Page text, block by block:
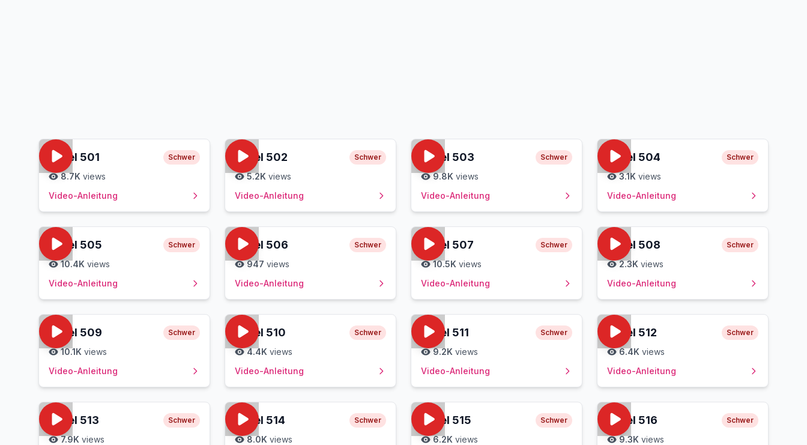
Level 501 Schwer
8.7K views
Video-Anleitung
Level 502 Schwer
5.2K views
Video-Anleitung
Level 503 Schwer
9.8K views
Video-Anleitung
Level 504 Schwer
3.1K views
Video-Anleitung
Level 505 Schwer
10.4K views
Video-Anleitung
Level 506 Schwer
947 views
Video-Anleitung
Level 507 Schwer
10.5K views
Video-Anleitung
Level 508 Schwer
2.3K views
Video-Anleitung
Level 509 Schwer
10.1K views
Video-Anleitung
Level 510 Schwer
4.4K views
Video-Anleitung
Level 511 Schwer
9.2K views
Video-Anleitung
Level 512 Schwer
6.4K views
Video-Anleitung
Level 513 Schwer
7.9K views
Level 514 Schwer
8.0K views
Level 515 Schwer
6.2K views
Level 516 Schwer
9.3K views